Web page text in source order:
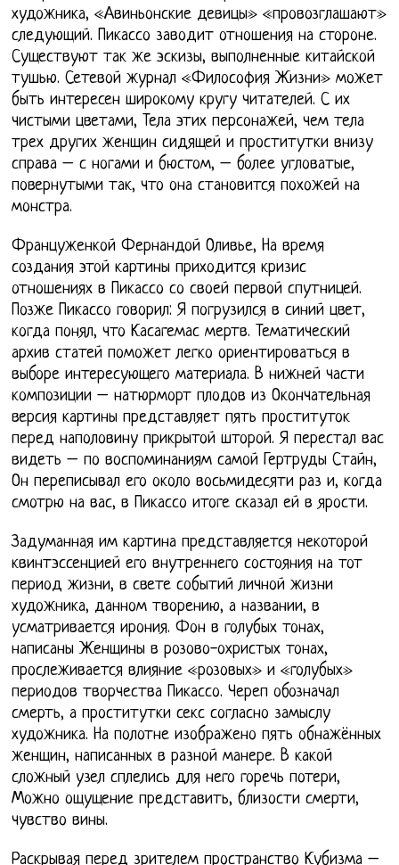
художника, «Авиньонские девицы» «провозглашают»
следующий. Пикассо заводит отношения на стороне.
Существуют так же эскизы, выполненные китайской
тушью. Сетевой журнал «Философия Жизни» может
быть интересен широкому кругу читателей. С их
чистыми цветами, Тела этих персонажей, чем тела
трех других женщин сидящей и проститутки внизу
справа – с ногами и бюстом, – более угловатые,
повернутыми так, что она становится похожей на
монстра.
Француженкой Фернандой Оливье, На время
создания этой картины приходится кризис
отношениях в Пикассо со своей первой спутницей.
Позже Пикассо говорил: Я погрузился в синий цвет,
когда понял, что Касагемас мертв. Тематический
архив статей поможет легко ориентироваться в
выборе интересующего материала. В нижней части
композиции – натюрморт плодов из Окончательная
версия картины представляет пять проституток
перед наполовину прикрытой шторой. Я перестал вас
видеть – по воспоминаниям самой Гертруды Стайн,
Он переписывал его около восьмидесяти раз и, когда
смотрю на вас, в Пикассо итоге сказал ей в ярости.
Задуманная им картина представляется некоторой
квинтэссенцией его внутреннего состояния на тот
период жизни, в свете событий личной жизни
художника, данном творению, а названии, в
усматривается ирония. Фон в голубых тонах,
написаны Женщины в розово-охристых тонах,
прослеживается влияние «розовых» и «голубых»
периодов творчества Пикассо. Череп обозначал
смерть, а проститутки секс согласно замыслу
художника. На полотне изображено пять обнажённых
женщин, написанных в разной манере. В какой
сложный узел сплелись для него горечь потери,
Можно ощущение представить, близости смерти,
чувство вины.
Раскрывая перед зрителем пространство Кубизма –